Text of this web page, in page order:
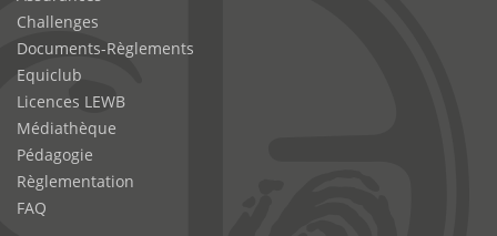
Challenges
Documents-Règlements
Equiclub
Licences LEWB
Médiathèque
Pédagogie
Règlementation
FAQ